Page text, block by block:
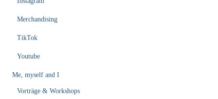
Merchandising
TikTok
Youtube
Me, myself and I
Vorträge & Workshops